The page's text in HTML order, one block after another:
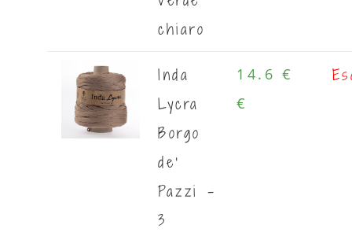
chiaro
Inda
Lycra
Borgo
de'
Pazzi -
3
14.6 €
€